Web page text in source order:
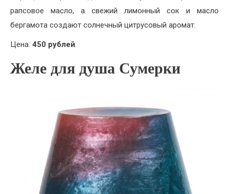
рапсовое масло, а свежий лимонный сок и масло
бергамота создают солнечный цитрусовый аромат.
Цена: 450 рублей.
Желе для душа Сумерки